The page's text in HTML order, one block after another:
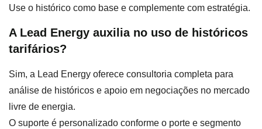
Use o histórico como base e complemente com estratégia.
A Lead Energy auxilia no uso de históricos
tarifários?
Sim, a Lead Energy oferece consultoria completa para
análise de históricos e apoio em negociações no mercado
livre de energia.
O suporte é personalizado conforme o porte e segmento